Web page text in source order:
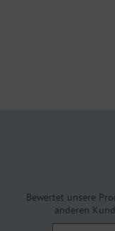
Bewertet unsere
anderen